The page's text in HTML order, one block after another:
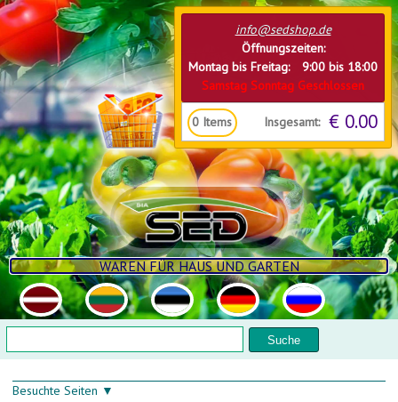
Direkt zum Inhalt
info@sedshop.de
Öffnungszeiten:
Montag bis Freitag: 9:00 bis 18:00
Samstag Sonntag Geschlossen
0 Items Insgesamt: € 0.00
WAREN FÜR HAUS UND GARTEN
Besuchte Seiten ▼